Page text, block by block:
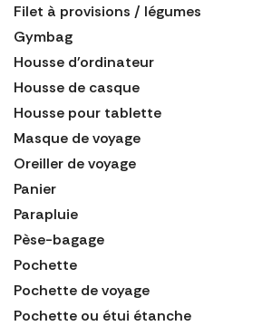
Filet à provisions / légumes
Gymbag
Housse d'ordinateur
Housse de casque
Housse pour tablette
Masque de voyage
Oreiller de voyage
Panier
Parapluie
Pèse-bagage
Pochette
Pochette de voyage
Pochette ou étui étanche